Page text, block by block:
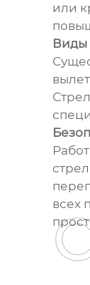
или
Виды
всех